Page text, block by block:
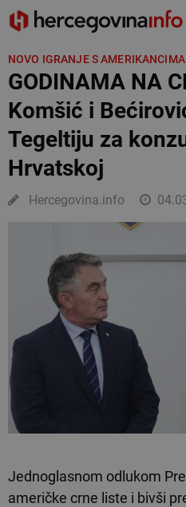
NOVO IGRANJE S AMERIKANCIMA
GODINAMA NA
Komšić i
Tegeltiju za
Hrvatskoj
Hercegovina.info
Jednoglasnom odlukom
američke crne liste i bivši